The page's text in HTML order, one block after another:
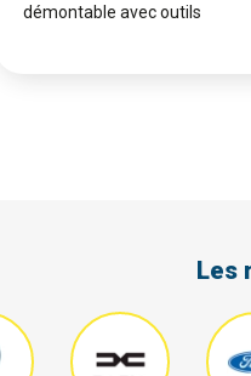
démontable avec outils
Les